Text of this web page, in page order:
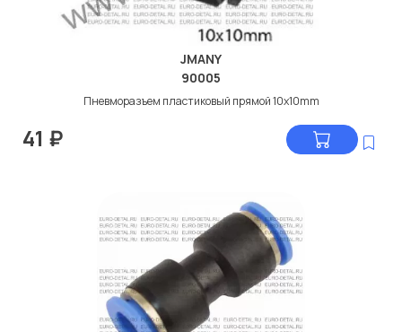
JMANY
90005
Пневморазъем пластиковый прямой 10x10mm
41 ₽